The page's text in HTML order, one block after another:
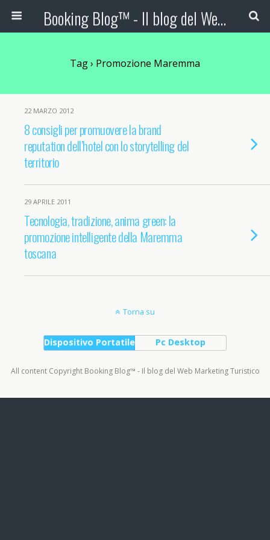
Booking Blog™ - Il blog del Web Marketing Turistico
Tag › Promozione Maremma
22 MARZO 2012
8 consigli per promuovere la brand
reputation dell’hotel con lo storytelling del
territorio
29 APRILE 2011
Tecnologia, tradizione, anima green: la
promozione intelligente della Maremma
toscana
Torna su
Dispositivo Portatile Pc Desktop
All content Copyright Booking Blog™ - Il blog del Web Marketing Turistico